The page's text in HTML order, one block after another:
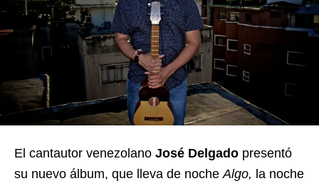
El cantautor venezolano José Delgado presentó
su nuevo álbum, que lleva de noche Algo, la noche